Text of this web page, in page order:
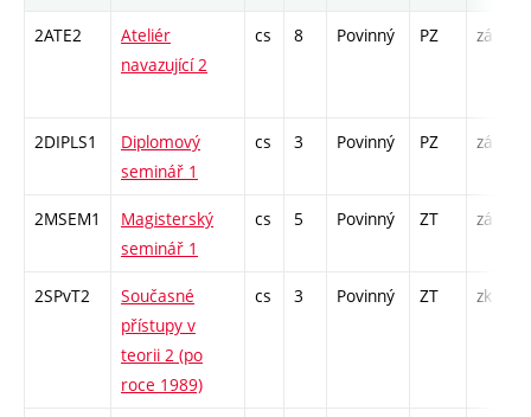
2ATE2
Ateliér
navazující 2
cs 8 Povinný PZ zá
2DIPLS1
Diplomový
seminář 1
cs 3 Povinný PZ zá
2MSEM1
Magisterský
seminář 1
cs 5 Povinný ZT zá
2SPvT2
Současné
přístupy v
teorii 2 (po
roce 1989)
cs 3 Povinný ZT zk